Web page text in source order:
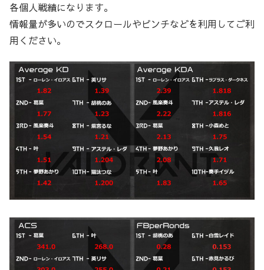
各個人戦績になります。
情報量が多いのでスクロールやピンチなどを利用してご利
用ください。